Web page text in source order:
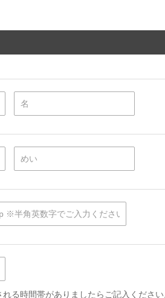
る時間帯がありましたらご記入くださ